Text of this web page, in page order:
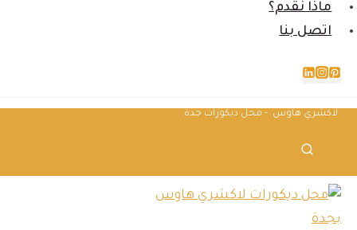
ماذا نقدم؟
اتصل بنا
لاكشري هاوس - محل ديكورات جدة.